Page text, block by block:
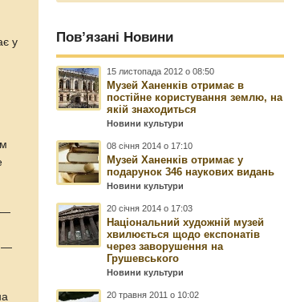
у
—
—
Пов’язані Новини
15 листопада 2012 о 08:50
Музей Ханенків отримає в
постійне користування землю, на
якій знаходиться
Новини культури
08 січня 2014 о 17:10
Музей Ханенків отримає у
подарунок 346 наукових видань
Новини культури
20 січня 2014 о 17:03
Національний художній музей
хвилюється щодо експонатів
через заворушення на
Грушевського
Новини культури
20 травня 2011 о 10:02